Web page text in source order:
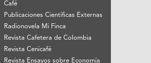
Café
Publicaciones Científicas Externas
Radionovela Mi Finca
Revista Cafetera de Colombia
Revista Cenicafé
Revista Ensayos sobre Economía